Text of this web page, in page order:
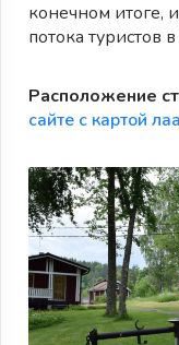
конечном итоге,
потока туристов
Расположение
сайте с картой